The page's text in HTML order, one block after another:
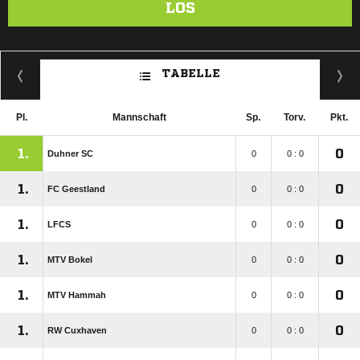
LOS
TABELLE
Pl. Mannschaft Sp. Torv. Pkt.
1. Duhner SC 0 0 : 0 0
1. FC Geestland 0 0 : 0 0
1. LFCS 0 0 : 0 0
1. MTV Bokel 0 0 : 0 0
1. MTV Hammah 0 0 : 0 0
1. RW Cuxhaven 0 0 : 0 0